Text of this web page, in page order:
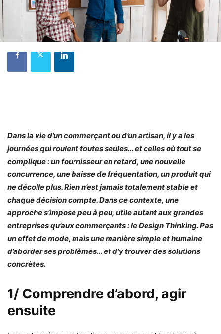
Dans la vie d’un commerçant ou d’un artisan, il y a les
journées qui roulent toutes seules… et celles où tout se
complique : un fournisseur en retard, une nouvelle
concurrence, une baisse de fréquentation, un produit qui
ne décolle plus. Rien n’est jamais totalement stable et
chaque décision compte. Dans ce contexte, une
approche s’impose peu à peu, utile autant aux grandes
entreprises qu’aux commerçants : le Design Thinking. Pas
un effet de mode, mais une manière simple et humaine
d’aborder ses problèmes… et d’y trouver des solutions
concrètes.
1/ Comprendre d’abord, agir
ensuite